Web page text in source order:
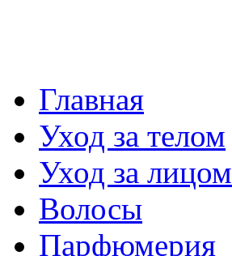
Главная
Уход за телом
Уход за лицом
Волосы
Парфюмерия